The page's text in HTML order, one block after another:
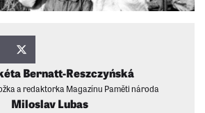
Miloslav Lubas
Bernatt-Reszczyńská
a redaktorka Magazínu Paměti národa